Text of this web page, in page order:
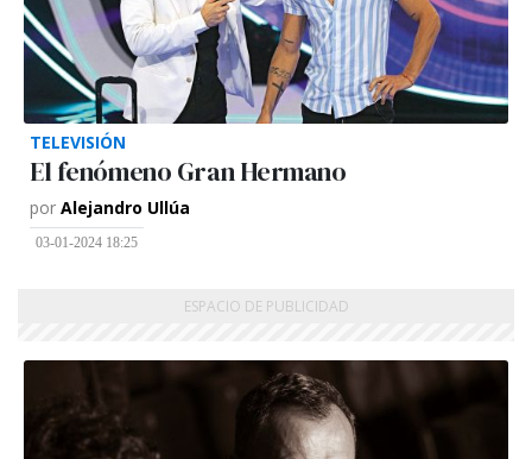
TELEVISIÓN
El fenómeno Gran Hermano
por Alejandro Ullúa
03-01-2024 18:25